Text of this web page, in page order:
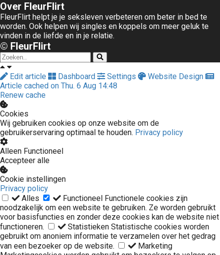
Over FleurFlirt
FleurFlirt helpt je je seksleven verbeteren om beter in bed te
worden. Ook helpen wij singles en koppels om meer geluk te
vinden in de liefde en in je relatie.
© FleurFlirt
Edit article Dashboard Settings
Website Design
Article cached on Thu. 6 Aug 14:48
Renew cache
Cookies
Wij gebruiken cookies op onze website om de
gebruikerservaring optimaal te houden. Privacy policy
Alleen Functioneel
Accepteer alle
Cookie instellingen
Privacy policy
Alles
Functioneel Functionele cookies zijn
noodzakelijk om een website te gebruiken. Ze worden gebruikt
voor basisfuncties en zonder deze cookies kan de website niet
functioneren.
Statistieken Statistische cookies worden
gebruikt om anoniem informatie te verzamelen over het gedrag
van een bezoeker op de website.
Marketing